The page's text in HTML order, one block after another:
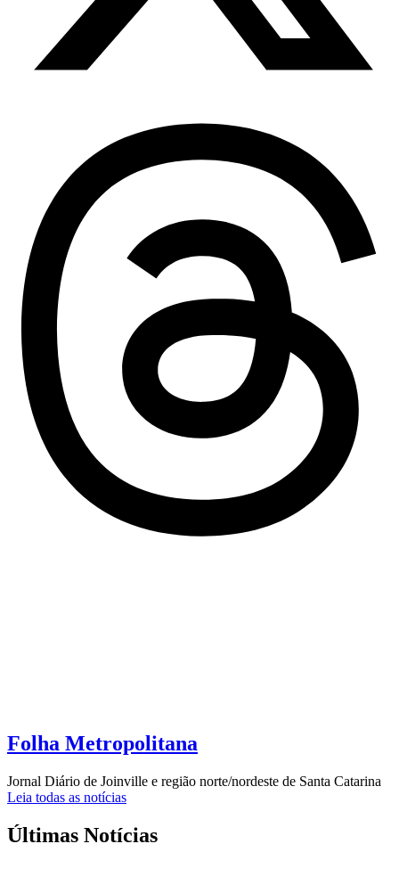
Folha Metropolitana
Jornal Diário de Joinville e região norte/nordeste de Santa Catarina
Leia todas as notícias
Últimas Notícias